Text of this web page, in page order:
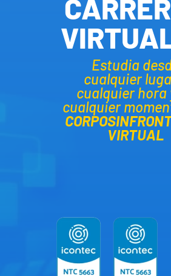
Estudia
cualquier
cualquier hora
cualquier
VIRTUAL